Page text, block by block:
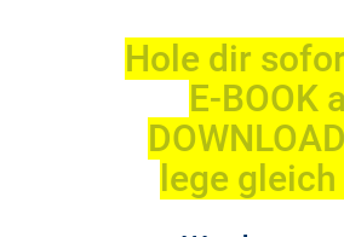
Hole dir
E-BOOK
lege